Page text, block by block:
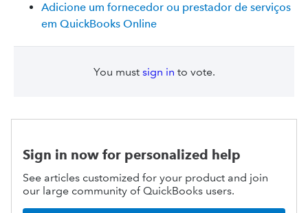
Adicione um fornecedor ou prestador de serviços
em QuickBooks Online
You must sign in to vote.
Sign in now for personalized help
See articles customized for your product and join
our large community of QuickBooks users.